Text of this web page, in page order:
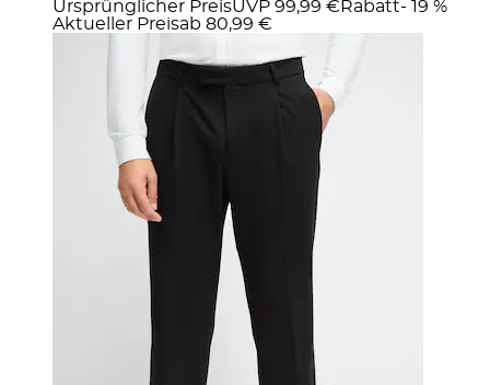
Ursprünglicher PreisUVP 99,99 € Rabatt- 19 %
Aktueller Preisab 80,99 €